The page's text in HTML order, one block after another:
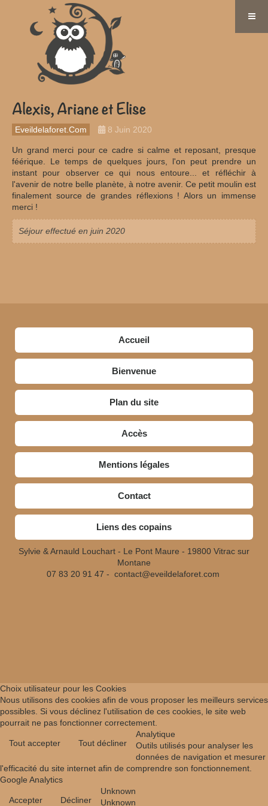
Alexis, Ariane et Elise
Eveildelaforet.com 8 Juin 2020
Un grand merci pour ce cadre si calme et reposant, presque
féérique. Le temps de quelques jours, l'on peut prendre un
instant pour observer ce qui nous entoure... et réfléchir à
l'avenir de notre belle planète, à notre avenir. Ce petit moulin est
finalement source de grandes réflexions ! Alors un immense
merci !
Séjour effectué en juin 2020
Accueil
Bienvenue
Plan du site
Accès
Mentions légales
Contact
Liens des copains
Sylvie & Arnauld Louchart - Le Pont Maure - 19800 Vitrac sur
Montane
07 83 20 91 47 - contact@eveildelaforet.com
Choix utilisateur pour les Cookies
Nous utilisons des cookies afin de vous proposer les meilleurs services
possibles. Si vous déclinez l'utilisation de ces cookies, le site web
pourrait ne pas fonctionner correctement.
Tout accepter Tout décliner
Analytique
Outils utilisés pour analyser les
données de navigation et mesurer
l'efficacité du site internet afin de comprendre son fonctionnement.
Google Analytics
Accepter Décliner
Unknown
Unknown